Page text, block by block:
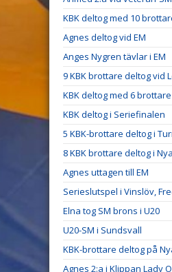
KBK deltog med 10
Agnes deltog vid EM
Anges Nygren tävlar i EM
9 KBK brottare deltog vid
KBK deltog med 6 brottare
KBK deltog i Seriefinalen
5 KBK-brottare deltog i
8 KBK brottare deltog i
Agnes uttagen till EM
Serieslutspel i Vinslöv,
Elna tog SM brons i U20
U20-SM i Sundsvall
KBK-brottare deltog på
Agnes 2:a i Klippan Lady